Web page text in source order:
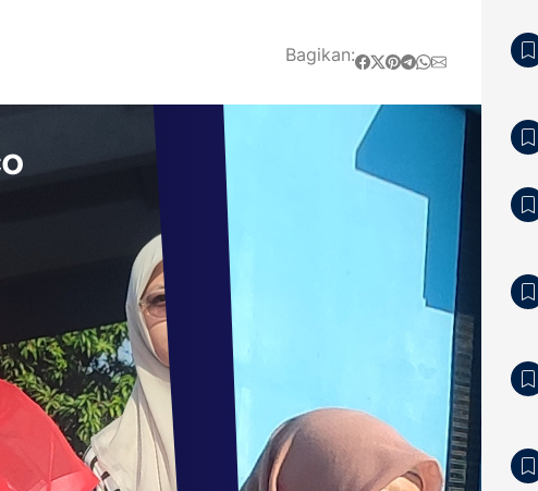
Bagikan: Share on Facebook Share on X Share on Pinterest Share on TelegramShare on WhatsApp Share on Email